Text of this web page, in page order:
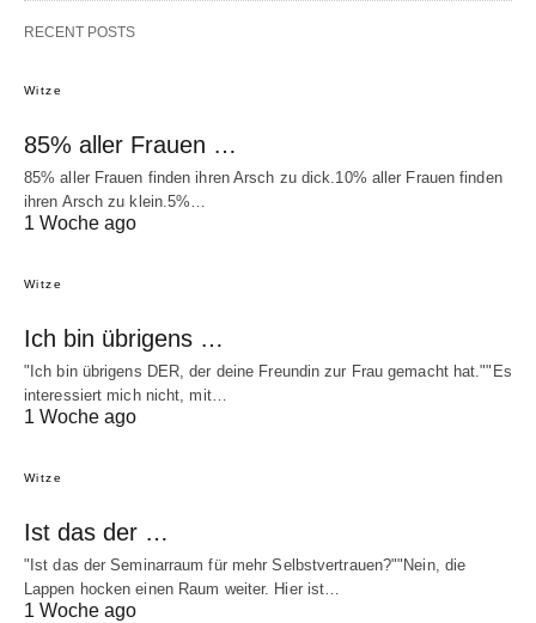
RECENT POSTS
Witze
85% aller Frauen …
85% aller Frauen finden ihren Arsch zu dick.10% aller Frauen finden
ihren Arsch zu klein.5%…
1 Woche ago
Witze
Ich bin übrigens …
"Ich bin übrigens DER, der deine Freundin zur Frau gemacht hat.""Es
interessiert mich nicht, mit…
1 Woche ago
Witze
Ist das der …
"Ist das der Seminarraum für mehr Selbstvertrauen?""Nein, die
Lappen hocken einen Raum weiter. Hier ist…
1 Woche ago